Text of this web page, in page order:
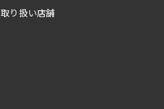
取り扱い店舗